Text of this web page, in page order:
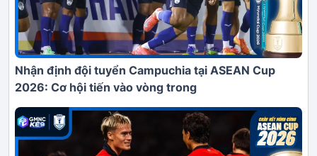
Nhận định đội tuyển Campuchia tại ASEAN Cup
2026: Cơ hội tiến vào vòng trong